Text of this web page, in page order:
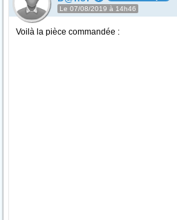
Le 07/08/2019 à 14h46
Voilà la pièce commandée :